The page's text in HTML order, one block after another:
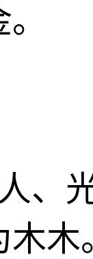
、
木